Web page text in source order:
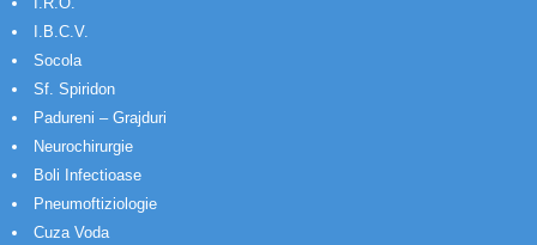
I.B.C.V.
Socola
Sf. Spiridon
Padureni – Grajduri
Neurochirurgie
Boli Infectioase
Pneumoftiziologie
Cuza Voda